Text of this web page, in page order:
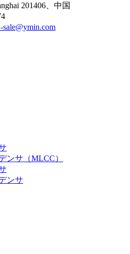
201406、中国
sale@ymin.com
ンサ（MLCC）
ンサ